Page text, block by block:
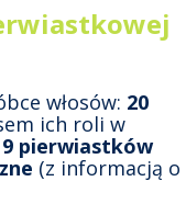
włosów: 20
ich roli w
9 pierwiastków
(z informacją o